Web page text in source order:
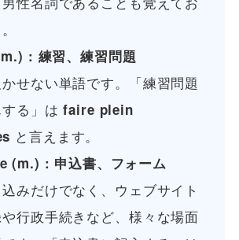
: 練習、練習問題
せない単語です。「練習問題
する」はfaire plein
と言えます。
(m.) : 申込書、フォーム
みだけでなく、ウェブサイト
行政手続きなど、様々な場面